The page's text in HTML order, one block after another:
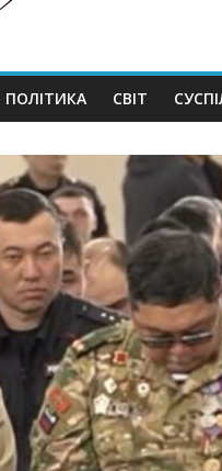
ПОЛІТИКА СВІТ